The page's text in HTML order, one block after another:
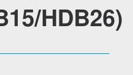
HDB26)